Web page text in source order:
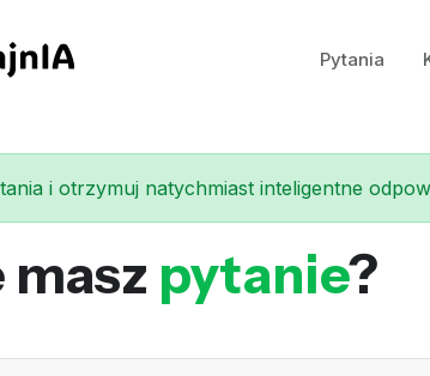
Pytania
i otrzymuj natychmiast inteligentne
masz pytanie?